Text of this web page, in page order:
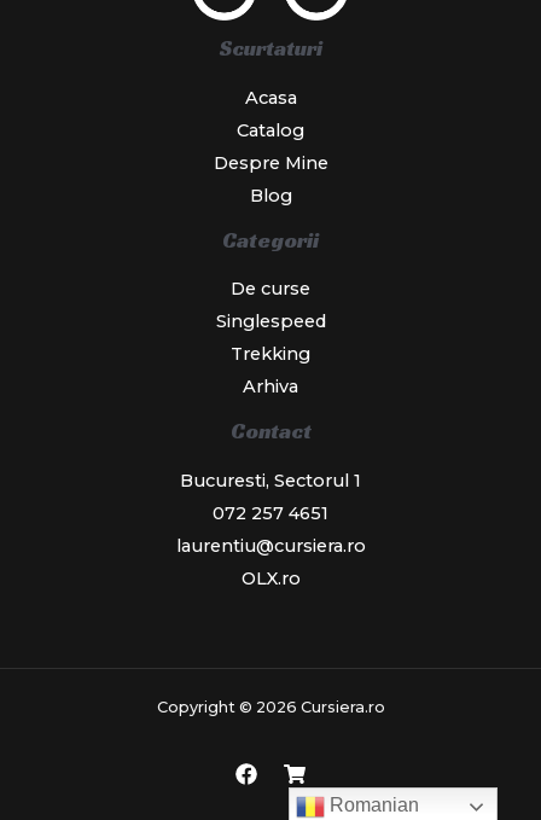
Scurtaturi
Acasa
Catalog
Despre Mine
Blog
Categorii
De curse
Singlespeed
Trekking
Arhiva
Contact
Bucuresti, Sectorul 1
072 257 4651
laurentiu@cursiera.ro
OLX.ro
Copyright © 2026 Cursiera.ro
Romanian